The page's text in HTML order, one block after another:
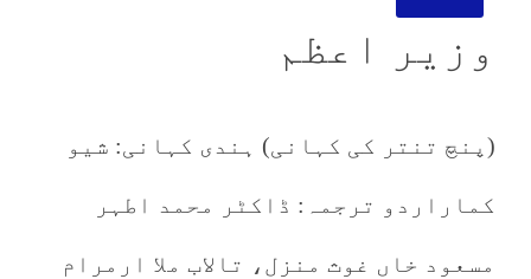
وزیر اعظم
(پنچ تنتر کی کہانی) ہندی کہانی: شیو
کماراردو ترجمہ: ڈاکٹر محمد اطہر
مسعود خاں غوث منزل، تالاب ملا ارمرام